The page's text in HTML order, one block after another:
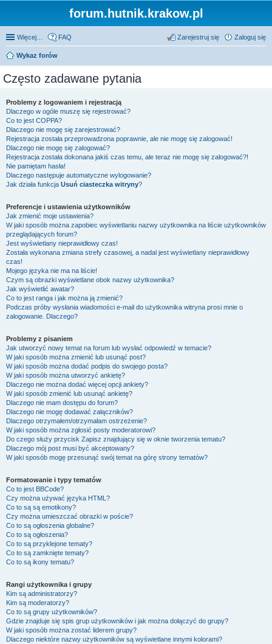
forum.hutnik.krakow.pl
Więcej… FAQ Zaloguj się
Zarejestruj się
Wykaz forów
Często zadawane pytania
Problemy z logowaniem i rejestracją
Dlaczego w ogóle muszę się rejestrować?
Co to jest COPPA?
Dlaczego nie mogę się zarejestrować?
Rejestracja została przeprowadzona poprawnie, ale nie mogę się zalogować!
Dlaczego nie mogę się zalogować?
Rejestracja została dokonana jakiś czas temu, ale teraz nie mogę się zalogować?!
Nie pamiętam hasła!
Dlaczego następuje automatyczne wylogowanie?
Jak działa funkcja Usuń ciasteczka witryny?
Preferencje i ustawienia użytkowników
Jak zmienić moje ustawienia?
W jaki sposób można zapobiec wyświetlaniu nazwy użytkownika na liście użytkowników
przeglądających forum?
Jest wyświetlany nieprawidłowy czas!
Została wykonana zmiana strefy czasowej, a nadal jest wyświetlany nieprawidłowy
czas!
Mojego języka nie ma na liście!
Czym są obrazki wyświetlane obok nazwy użytkownika?
Jak wyświetlić awatar?
Co to jest ranga i jak można ją zmienić?
Podczas próby wysłania wiadomości e-mail do użytkownika witryna prosi mnie o
zalogowanie. Dlaczego?
Problemy z pisaniem
Jak utworzyć nowy temat na forum lub wysłać odpowiedź w temacie?
W jaki sposób można zmienić lub usunąć post?
W jaki sposób można dodać podpis do swojego posta?
W jaki sposób można utworzyć ankietę?
Dlaczego nie można dodać więcej opcji ankiety?
W jaki sposób zmienić lub usunąć ankietę?
Dlaczego nie mam dostępu do forum?
Dlaczego nie mogę dodawać załączników?
Dlaczego otrzymałem/otrzymałam ostrzeżenie?
W jaki sposób można zgłosić posty moderatorowi?
Do czego służy przycisk Zapisz znajdujący się w oknie tworzenia tematu?
Dlaczego mój post musi być akceptowany?
W jaki sposób mogę przesunąć swój temat na górę strony tematów?
Formatowanie i typy tematów
Co to jest BBCode?
Czy można używać języka HTML?
Co to są są emotikony?
Czy można umieszczać obrazki w poście?
Co to są ogłoszenia globalne?
Co to są ogłoszenia?
Co to są przyklejone tematy?
Co to są zamknięte tematy?
Co to są ikony tematu?
Rangi użytkownika i grupy
Kim są administratorzy?
Kim są moderatorzy?
Co to są grupy użytkowników?
Gdzie znajduje się spis grup użytkowników i jak można dołączyć do grupy?
W jaki sposób można zostać liderem grupy?
Dlaczego niektóre nazwy użytkowników są wyświetlane innymi kolorami?